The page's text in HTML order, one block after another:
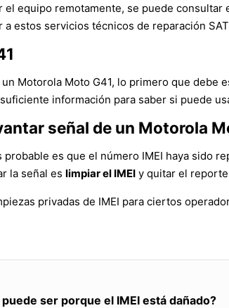
equipo remotamente, se puede
estos servicios técnicos de reparación
Motorola Moto G41, lo primero que
información para saber si puede
señal de un Motorola
es que el número IMEI haya sido
la señal es limpiar el IMEI y quitar el
privadas de IMEI para ciertos
ser porque el IMEI está dañado?